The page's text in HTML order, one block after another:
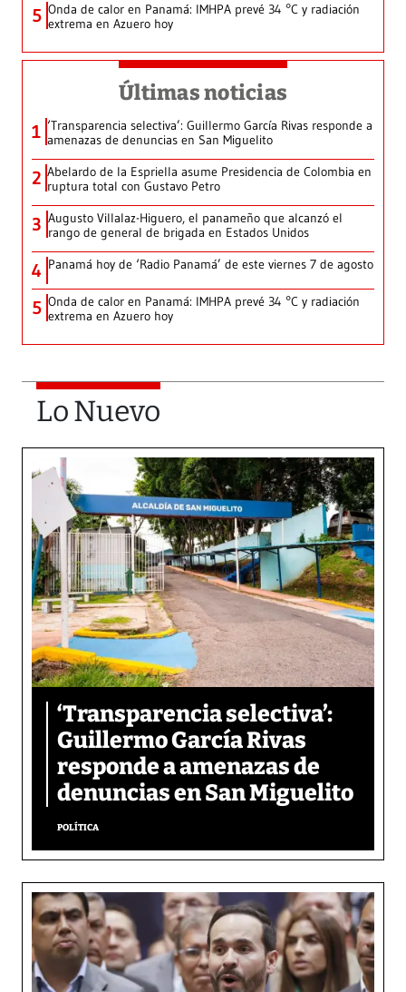
5 Onda de calor en Panamá: IMHPA prevé 34 °C y radiación
extrema en Azuero hoy
Últimas noticias
1 ‘Transparencia selectiva’: Guillermo García Rivas responde a
amenazas de denuncias en San Miguelito
2 Abelardo de la Espriella asume Presidencia de Colombia en
ruptura total con Gustavo Petro
3 Augusto Villalaz-Higuero, el panameño que alcanzó el
rango de general de brigada en Estados Unidos
4 Panamá hoy de ‘Radio Panamá’ de este viernes 7 de agosto
5 Onda de calor en Panamá: IMHPA prevé 34 °C y radiación
extrema en Azuero hoy
Lo Nuevo
‘Transparencia selectiva’:
Guillermo García Rivas
responde a amenazas de
denuncias en San Miguelito
POLÍTICA